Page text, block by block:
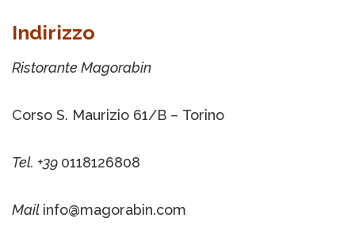
Indirizzo
Ristorante Magorabin
Corso S. Maurizio 61/B – Torino
Tel. +39 0118126808
Mail info@magorabin.com